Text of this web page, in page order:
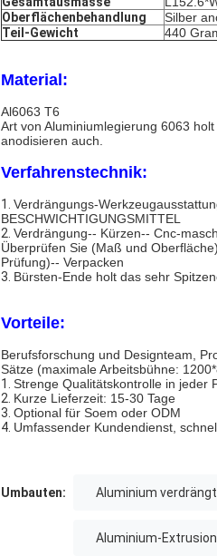
Oberflächenbehandlung
Silber
Teil-Gewicht
440
Material:
Al6063 T6
Art von Aluminiumlegierung 6063
anodisieren auch.
Verfahrenstechnik:
1. Verdrängungs-
BESCHWICHTIGUNGSMITTEL
2. Verdrängung-- Kürzen-- Cnc-
Überprüfen Sie (Maß und
Prüfung)-- Verpacken
3. Bürsten-Ende holt das sehr
Vorteile:
Berufsforschung und Designteam,
Sätze (maximale Arbeitsbühne:
1. Strenge Qualitätskontrolle in jeder
2. Kurze Lieferzeit: 15-30 Tage
3. Optional für Soem oder ODM
4. Umfassender Kundendienst,
Umbauten: Aluminium
Aluminium-